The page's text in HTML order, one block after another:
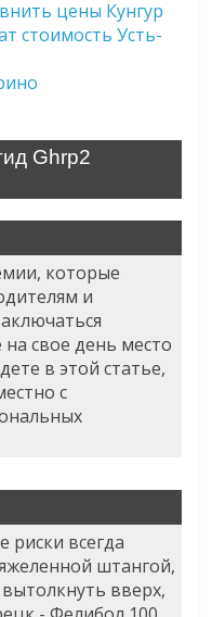
цены Кунгур
стоимость Усть-
Ghrp2
которые
и
свое день место
в этой статье,
с
риски всегда
штангой,
вверх,